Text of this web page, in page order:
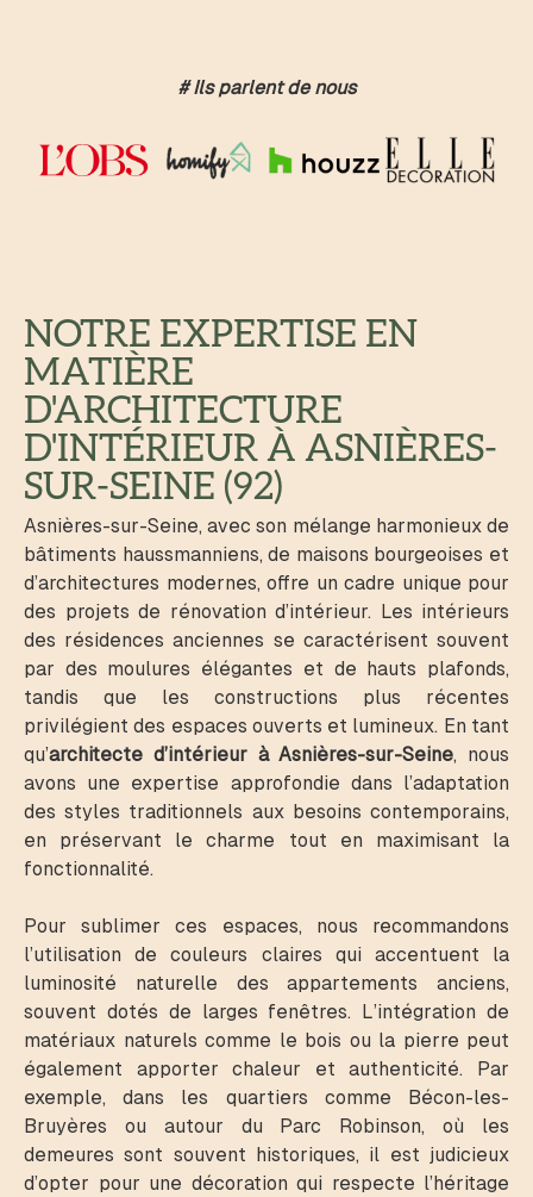
# Ils parlent de nous
NOTRE EXPERTISE EN
MATIÈRE
D'ARCHITECTURE
D'INTÉRIEUR À ASNIÈRES-
SUR-SEINE (92)
Asnières-sur-Seine, avec son mélange harmonieux de
bâtiments haussmanniens, de maisons bourgeoises et
d’architectures modernes, offre un cadre unique pour
des projets de rénovation d’intérieur. Les intérieurs
des résidences anciennes se caractérisent souvent
par des moulures élégantes et de hauts plafonds,
tandis que les constructions plus récentes
privilégient des espaces ouverts et lumineux. En tant
qu’architecte d’intérieur à Asnières-sur-Seine, nous
avons une expertise approfondie dans l’adaptation
des styles traditionnels aux besoins contemporains,
en préservant le charme tout en maximisant la
fonctionnalité.
Pour sublimer ces espaces, nous recommandons
l’utilisation de couleurs claires qui accentuent la
luminosité naturelle des appartements anciens,
souvent dotés de larges fenêtres. L’intégration de
matériaux naturels comme le bois ou la pierre peut
également apporter chaleur et authenticité. Par
exemple, dans les quartiers comme Bécon-les-
Bruyères ou autour du Parc Robinson, où les
demeures sont souvent historiques, il est judicieux
d’opter pour une décoration qui respecte l’héritage